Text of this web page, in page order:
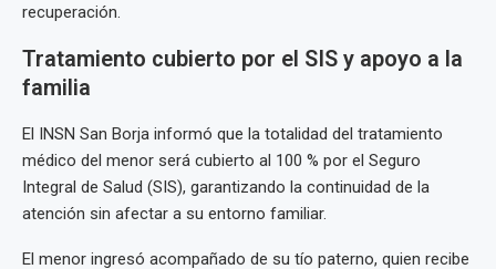
recuperación.
Tratamiento cubierto por el SIS y apoyo a la
familia
El INSN San Borja informó que la totalidad del tratamiento
médico del menor será cubierto al 100 % por el Seguro
Integral de Salud (SIS), garantizando la continuidad de la
atención sin afectar a su entorno familiar.
El menor ingresó acompañado de su tío paterno, quien recibe